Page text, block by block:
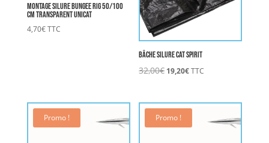
Montage Silure Bungee Rig 50/100
cm transparent UNICAT
4,70€TTC
Bâche Silure CAT SPIRIT
32,00€ Le
était :
32,00€.
19,20€Le
est :
TTC
Promo ! Promo !